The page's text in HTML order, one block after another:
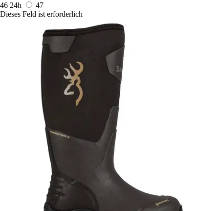
46 24h
47
Dieses Feld ist erforderlich